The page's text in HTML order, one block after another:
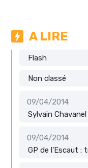
A LIRE
Flash
Non classé
09/04/2014
Sylvain
09/04/2014
GP de l'Escaut :